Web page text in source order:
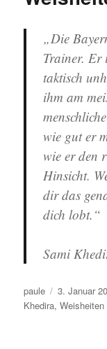
„Die
Trainer. Er
taktisch
ihm am
wie gut er
wie er den
Hinsicht.
dir das
dich lobt.“
Sami
Autor
paule
am
3. Januar
Khedira,Weisheiten